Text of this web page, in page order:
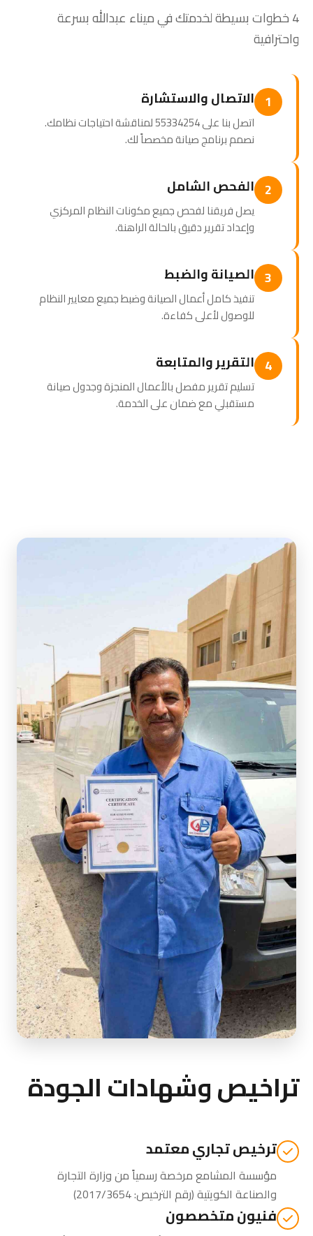
4 خطوات بسيطة لخدمتك في ميناء عبدالله بسرعة
واحترافية
1 الاتصال والاستشارة
اتصل بنا على 55334254 لمناقشة احتياجات نظامك.
نصمم برنامج صيانة مخصصاً لك.
2 الفحص الشامل
يصل فريقنا لفحص جميع مكونات النظام المركزي
وإعداد تقرير دقيق بالحالة الراهنة.
3 الصيانة والضبط
تنفيذ كامل أعمال الصيانة وضبط جميع معايير النظام
للوصول لأعلى كفاءة.
4 التقرير والمتابعة
تسليم تقرير مفصل بالأعمال المنجزة وجدول صيانة
مستقبلي مع ضمان على الخدمة.
تراخيص وشهادات الجودة
ترخيص تجاري معتمد
مؤسسة المشامع مرخصة رسمياً منوزارة التجارة
والصناعة الكويتية(رقم الترخيص: 2017/3654)
فنيون متخصصون